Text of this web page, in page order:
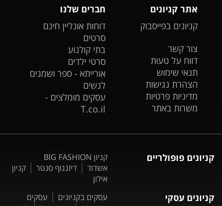
אתר קניונים
קניונים בפייסבוק
צור קשר
דווח על טעות
תנאי שימוש
הצהרת נגישות
מדיניות פרטיות
משרות באתר
חברים שלנו
דוחות אונליין חינם
סרטים
בתי קולנוע
סרטי ילדים
אורייתא - ספר ושמנים
לנשים
עסקים מומלצים -
T.co.il
קניונים פופולריים
קניון BIG FASHION
אשדוד
דיזנגוף סנטר
קניון
אילון
קניונים עסקי עסקים בקניונים
עסקים